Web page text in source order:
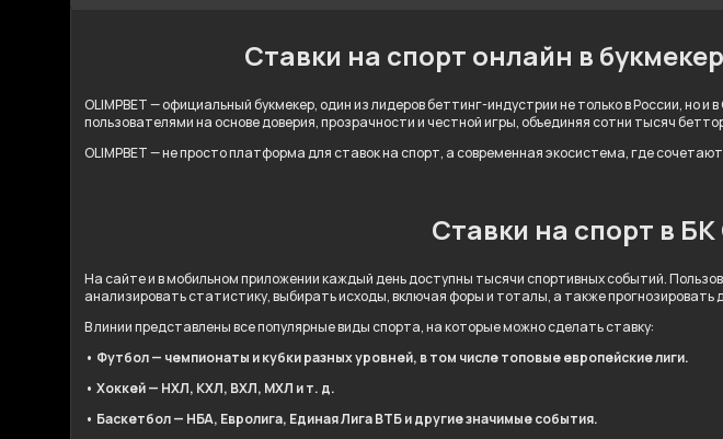
Ставки на спорт онлайн в
OLIMPBET — официальный букмекер, один из лидеров беттинг-индустрии не только в России,
пользователями на основе доверия, прозрачности и честной игры, объединяя сотни тысяч
OLIMPBET — не просто платформа для ставок на спорт, а современная экосистема, где
Ставки на спорт в БК
На сайте и в мобильном приложении каждый день доступны тысячи спортивных событий.
анализировать статистику, выбирать исходы, включая форы и тоталы, а также прогнозировать
В линии представлены все популярные виды спорта, на которые можно сделать ставку:
• Футбол — чемпионаты и кубки разных уровней, в том числе топовые европейские лиги.
• Хоккей — НХЛ, КХЛ, ВХЛ, МХЛ и т. д.
• Баскетбол — НБА, Евролига, Единая Лига ВТБ и другие значимые события.